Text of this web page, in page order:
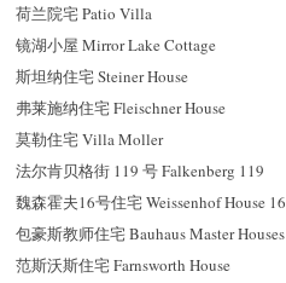
荷兰院宅 Patio Villa
镜湖小屋 Mirror Lake Cottage
斯坦纳住宅 Steiner House
弗莱施纳住宅 Fleischner House
莫勒住宅 Villa Moller
法尔肯贝格街 119 号 Falkenberg 119
魏森霍夫16号住宅 Weissenhof House 16
包豪斯教师住宅 Bauhaus Master Houses
范斯沃斯住宅 Farnsworth House